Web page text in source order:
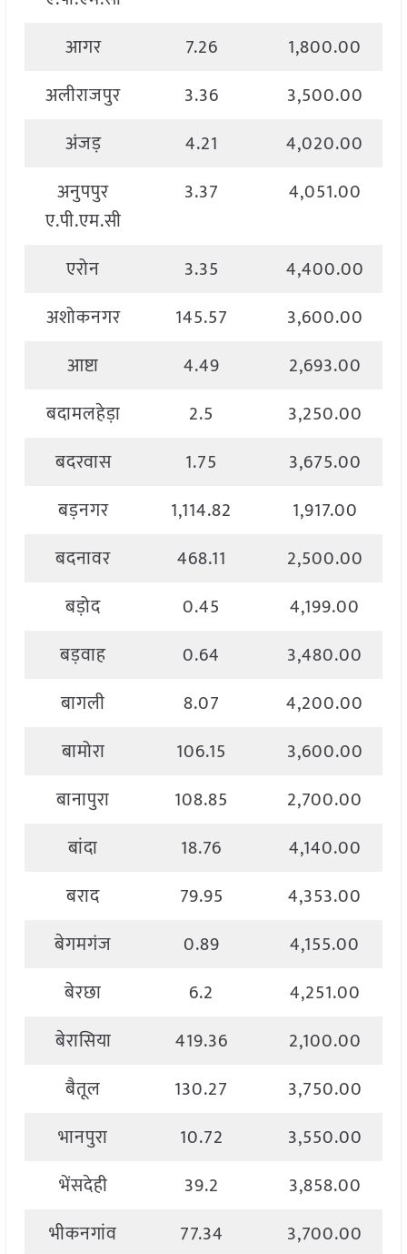
आगर 7.26
1,800.00
अलीराजपुर
3.36
3,500.00
अंजड़
4.21
4,020.00
अनुपपुर
ए.पी.एम.सी
3.37 4,051.00
एरोन 3.35
4,400.00
अशोकनगर
145.57
3,600.00
आष्टा
4.49
2,693.00
बदामलहेड़ा
2.5
3,250.00
बदरवास
1.75
3,675.00
बड़नगर
1,114.82
1,917.00
बदनावर
468.11
2,500.00
बड़ोद
0.45
4,199.00
बड़वाह
0.64
3,480.00
बागली
8.07
4,200.00
बामोरा
106.15
3,600.00
बानापुरा
108.85
2,700.00
बांदा
18.76
4,140.00
बराद
79.95
4,353.00
बेगमगंज
0.89
4,155.00
बेरछा
6.2
4,251.00
बेरासिया
419.36
2,100.00
बैतूल
130.27
3,750.00
भानपुरा
10.72
3,550.00
भेंसदेही
39.2
3,858.00
भीकनगांव
77.34
3,700.00